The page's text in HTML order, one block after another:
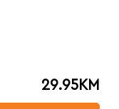
29.95KM